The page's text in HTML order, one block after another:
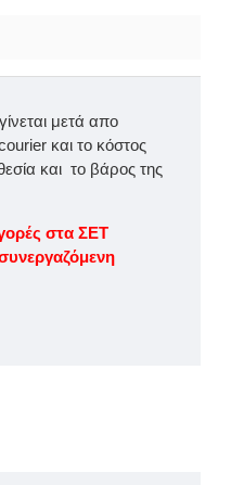
μετά απο
και το κόστος
και το βάρος της
στα ΣΕΤ